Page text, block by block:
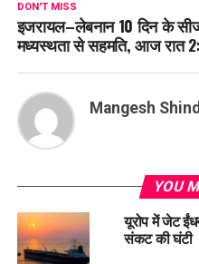
DON'T MISS
इजरायल–लेबनान 10 दिन के
मध्यस्थता से सहमति, आज रात
Mangesh
YOU
यूरोप में जेट
संकट की घंटी